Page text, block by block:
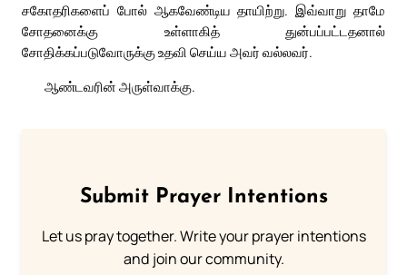
சகோதரிகளைப் போல் ஆகவேண்டிய தாயிற்று. இவ்வாறு தாமே
சோதனைக்கு உள்ளாகித் துன்பப்பட்டதனால்
சோதிக்கப்படுவோருக்கு உதவி செய்ய அவர் வல்லவர்.
ஆண்டவரின் அருள்வாக்கு.
Submit Prayer Intentions
Let us pray together. Write your prayer intentions
and join our community.